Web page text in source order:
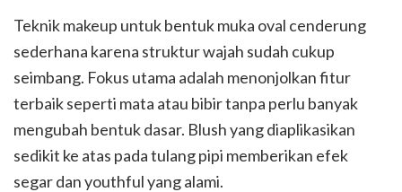
Teknik makeup untuk bentuk muka oval cenderung
sederhana karena struktur wajah sudah cukup
seimbang. Fokus utama adalah menonjolkan fitur
terbaik seperti mata atau bibir tanpa perlu banyak
mengubah bentuk dasar. Blush yang diaplikasikan
sedikit ke atas pada tulang pipi memberikan efek
segar dan youthful yang alami.